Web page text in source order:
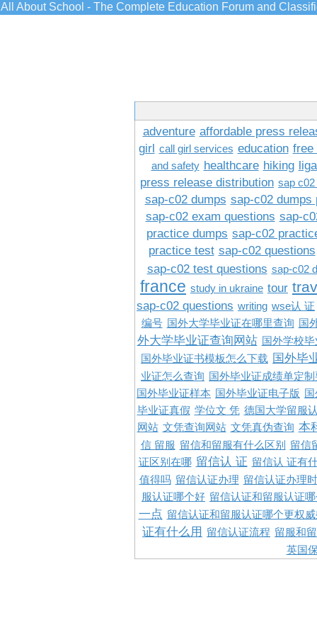
All About School - The Complete Education Forum and
adventure affordable press
girl call girl services education free
and safety healthcare hiking
press release distribution sap
sap-c02 dumps sap-c02 dumps
sap-c02 exam questions sap-
practice dumps sap-c02
practice test sap-c02 questions
sap-c02 test questions sap-c02
france study in ukraine tour
sap-c02 questions writing wse认 证
编号 国外大学毕业证在哪里查询 国
外大学毕业证查询网站 国外学校
国外毕业证书模板怎么下载 国外毕
业证怎么查询
国外毕业证成绩单定
国外毕业证样本
国外毕业证电子版
毕业证真假 学位文 凭 德国大学留服
网站 文凭查询网站 文凭真伪查询 本
信 留服 留信和留服有什么区别
留信
证区别在哪 留信认 证 留信认 证有
值得吗 留信认证办理 留信认证办理
服认证哪个好 留信认证和留服认证
一点 留信认证和留服认证哪个更权
证有什么用 留信认证流程 留服和
英国